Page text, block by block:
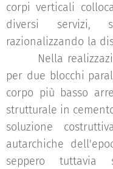
corpi verticali
diversi servizi,
razionalizzando
Nella
per due blocchi
corpo più basso
strutturale in
soluzione
autarchiche
seppero tuttavia